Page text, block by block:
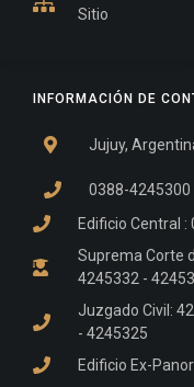
INFORMACIÓN DE
Jujuy,
0388-4245300
Edificio Central
Suprema Corte
4245332 -
Juzgado Civil:
- 4245325
Edificio Ex-
Sitio